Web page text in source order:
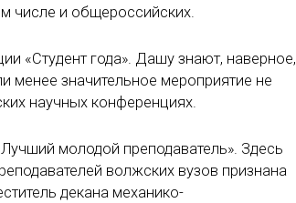
числе и общероссийских.
«Студент года». Дашу знают, наверное,
менее значительное мероприятие не
научных конференциях.
молодой преподаватель». Здесь
волжских вузов признана
декана механико-